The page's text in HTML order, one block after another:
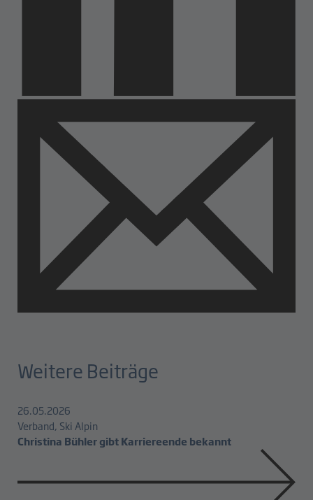
Weitere Beiträge
26.05.2026
Verband, Ski Alpin
Christina Bühler gibt Karriereende bekannt